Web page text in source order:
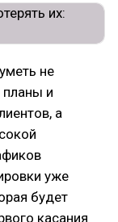
не
планы и
а
уже
будет
касания